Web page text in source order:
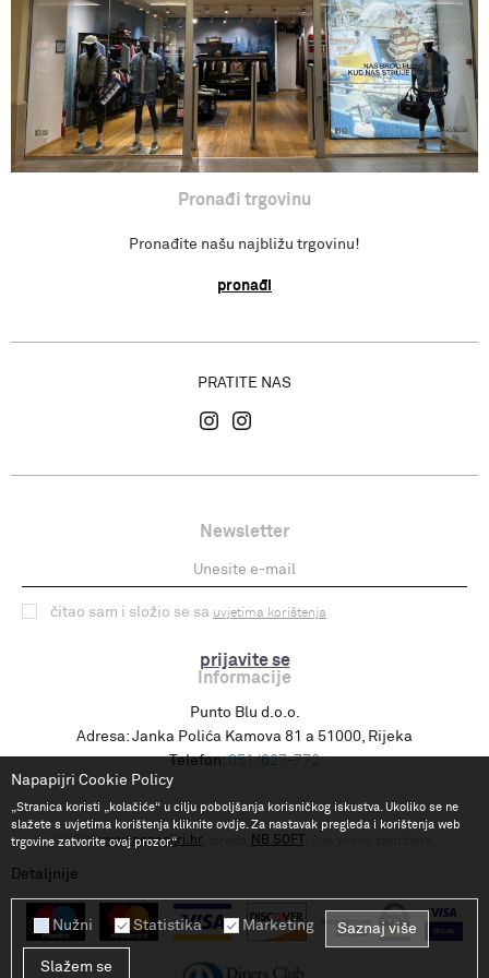
Gdje se nalazimo?
Pronađi trgovinu
Pronađite našu najbližu trgovinu!
pronađi
PRATITE NAS
Newsletter
prijavite se
čitao sam i složio se sa uvjetima korištenja
Informacije
Punto Blu d.o.o.
Adresa: Janka Polića Kamova 81 a 51000, Rijeka
Telefon: 051/627-772
©2026www.napapijri.hr NB SOFT
Napapijri Cookie Policy
„Stranica koristi „kolačiće“ u cilju poboljšanja korisničkog iskustva. Ukoliko se ne
slažete s uvjetima korištenja kliknite ovdje. Za nastavak pregleda i korištenja web
trgovine zatvorite ovaj prozor.“
Detaljnije
Nužni Statistika Marketing Saznaj više
Slažem se